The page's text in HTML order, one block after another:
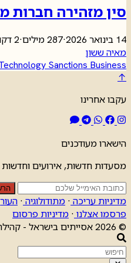
סין מזהירה חברות
14 בינואר 2026 ·287 מילים ·2 דקות
מאיה ששון
Sanctions Business
↑
עקבו אחרינו
הישארו מעודכנים
מסעדות חדשות, אירועים
מדיניות עריכה · מתודולוגיה ·
פרסמו אצלנו · מדיניות פרסום
© 2026 אסייתים בישראל - קהילה, משרות, אירועים